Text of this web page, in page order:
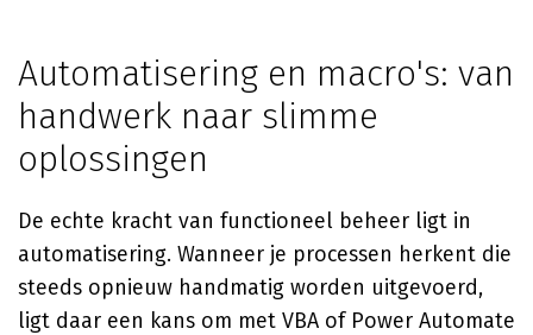
Automatisering en macro's: van
handwerk naar slimme
oplossingen
De echte kracht van functioneel beheer ligt in
automatisering. Wanneer je processen herkent die
steeds opnieuw handmatig worden uitgevoerd,
ligt daar een kans om met VBA of Power Automate